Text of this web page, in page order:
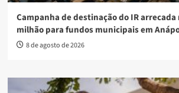
Campanha de destinação do IR arrecada
milhão para fundos municipais em
8 de agosto de 2026